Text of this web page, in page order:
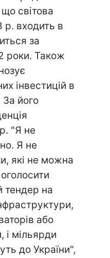
світова
р. входить в
за
роки. Також
інвестицій в
За його
"Я не
Я не
які не можна
тендер на
або
і мільярди
до України",